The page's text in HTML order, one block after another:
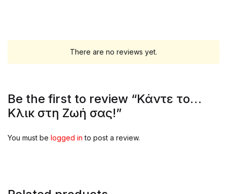
There are no reviews yet.
Be the first to review “Κάντε το…
Κλικ στη Ζωή σας!”
You must be logged in to post a review.